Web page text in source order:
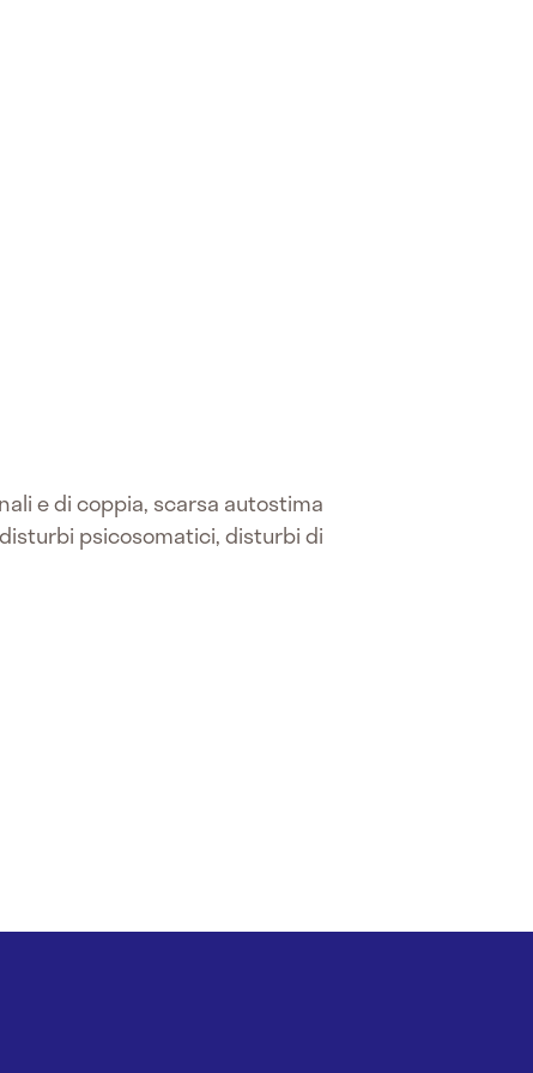
e di coppia, scarsa autostima
psicosomatici, disturbi di